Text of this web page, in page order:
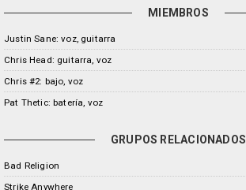
MIEMBROS
Justin Sane: voz, guitarra
Chris Head: guitarra, voz
Chris #2: bajo, voz
Pat Thetic: batería, voz
GRUPOS RELACIONADOS
Bad Religion
Strike Anywhere